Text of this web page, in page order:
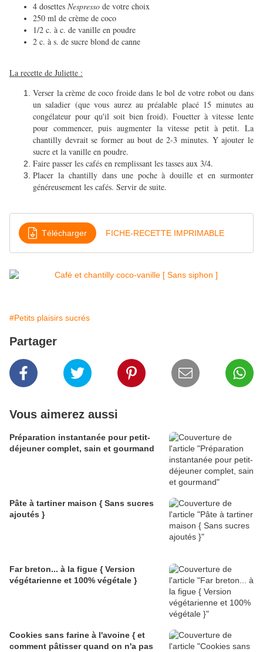
4 dosettes Nespresso de votre choix
250 ml de crème de coco
1/2 c. à c. de vanille en poudre
2 c. à s. de sucre blond de canne
La recette de Juliette :
Verser la crème de coco froide dans le bol de votre robot ou dans
un saladier (que vous aurez au préalable placé 15 minutes au
congélateur pour qu'il soit bien froid). Fouetter à vitesse lente
pour commencer, puis augmenter la vitesse petit à petit. La
chantilly devrait se former au bout de 2-3 minutes. Y ajouter le
sucre et la vanille en poudre.
Faire passer les cafés en remplissant les tasses aux 3/4.
Placer la chantilly dans une poche à douille et en surmonter
généreusement les cafés. Servir de suite.
Télécharger FICHE-RECETTE IMPRIMABLE
#Petits plaisirs sucrés
Partager
Vous aimerez aussi
Préparation instantanée pour petit-
déjeuner complet, sain et gourmand
Pâte à tartiner maison { Sans sucres
ajoutés }
Far breton... à la figue { Version
végétarienne et 100% végétale }
Cookies sans farine à l'avoine { et
comment pâtisser quand on n'a pas